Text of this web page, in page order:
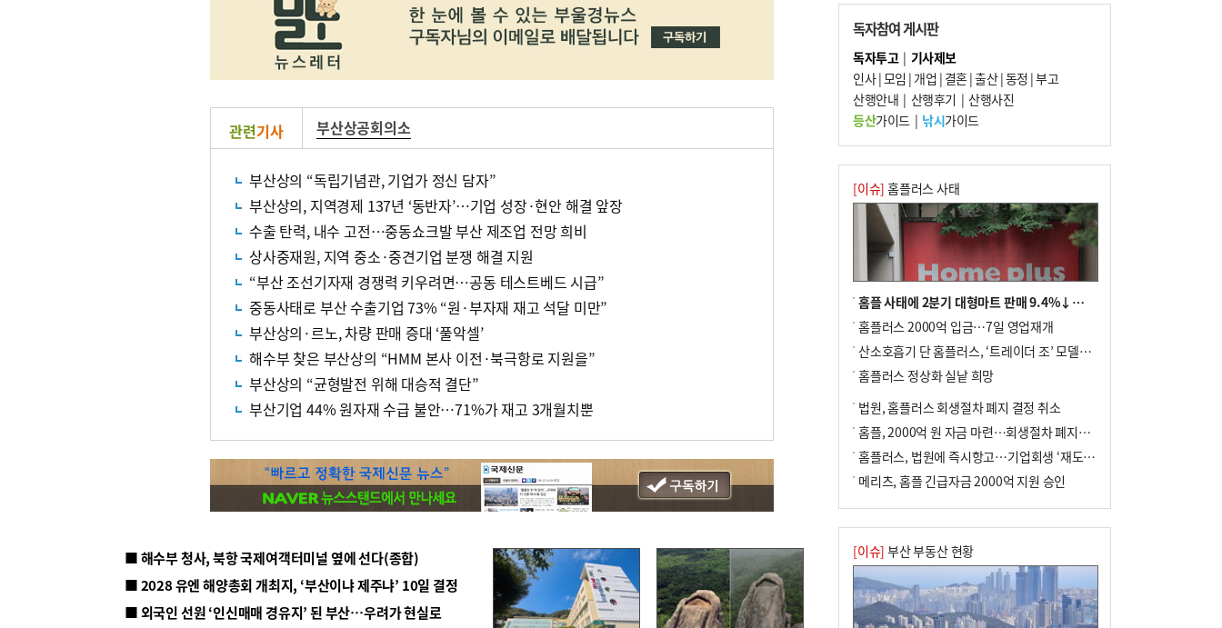
관련기사 부산상공회의소
부산상의 “독립기념관, 기업가 정신 담자”
부산상의, 지역경제 137년 ‘동반자’…기업 성장·현안 해결 앞장
수출 탄력, 내수 고전…중동쇼크발 부산 제조업 전망 희비
상사중재원, 지역 중소·중견기업 분쟁 해결 지원
“부산 조선기자재 경쟁력 키우려면…공동 테스트베드 시급”
중동사태로 부산 수출기업 73% “원·부자재 재고 석달 미만”
부산상의·르노, 차량 판매 증대 ‘풀악셀’
해수부 찾은 부산상의 “HMM 본사 이전·북극항로 지원을”
부산상의 “균형발전 위해 대승적 결단”
부산기업 44% 원자재 수급 불안…71%가 재고 3개월치뿐
■ 해수부 청사, 북항 국제여객터미널 옆에 선다(종합)
■ 2028 유엔 해양총회 개최지, ‘부산이냐 제주냐’ 10일 결정
■ 외국인 선원 ‘인신매매 경유지’ 된 부산…우려가 현실로
위는 지속
7
‘혐오표현’ 쓰면 지방공무원 최대 파면까지
중징계
8
이임생, 홍명보 선임 독단적 결정 아냐…면
담 메모 제출
10 경찰가족 관련 사건 45건…그동안 파악조
차 안해
독자참여 게시판
독자투고| 기사제보
인사|모임 | 개업 | 결혼|출산|동정 |부고
산행안내 | 산행후기 | 산행사진
등산가이드| 낚시가이드
[이슈] 홈플러스 사태
홈플 사태에 2분기 대형마트 판매 9.4%↓…백화점은 14.8%↑
홈플러스 2000억 입금…7일 영업재개
산소호흡기 단 홈플러스, ‘트레이더 조’ 모델로 살아날까
홈플러스 정상화 실낱 희망
법원, 홈플러스 회생절차 폐지 결정 취소
홈플, 2000억 원 자금 마련…회생절차 폐지에 즉시항고(종합)
홈플러스, 법원에 즉시항고…기업회생 ‘재도전’
메리츠, 홈플 긴급자금 2000억 지원 승인
[이슈] 부산 부동산 현황